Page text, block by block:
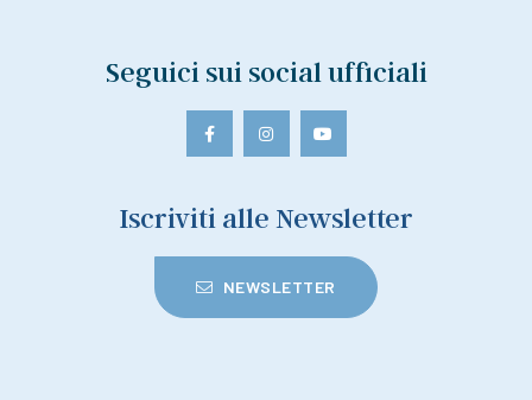
Seguici sui social ufficiali
Iscriviti alle Newsletter
NEWSLETTER